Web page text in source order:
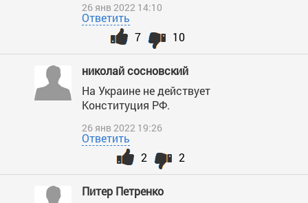
26 янв 2022 14:10
Ответить
10
7
николай сосновский
На Украине не действует
Конституция РФ.
26 янв 2022 19:26
Ответить
2
2
Питер Петренко